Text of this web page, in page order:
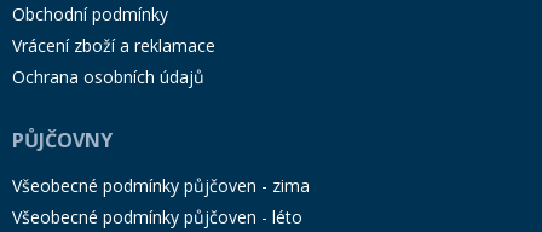
Obchodní podmínky
Vrácení zboží a reklamace
Ochrana osobních údajů
PŮJČOVNY
Všeobecné podmínky půjčoven - zima
Všeobecné podmínky půjčoven - léto